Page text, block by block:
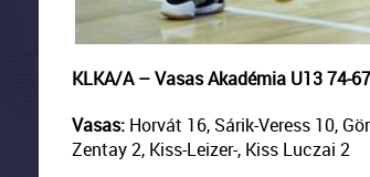
KLKA/A – Vasas Akadémia U13 74-67
Vasas:Horvát 16, Sárik-Veress 10,
Zentay 2, Kiss-Leizer-, Kiss Luczai 2